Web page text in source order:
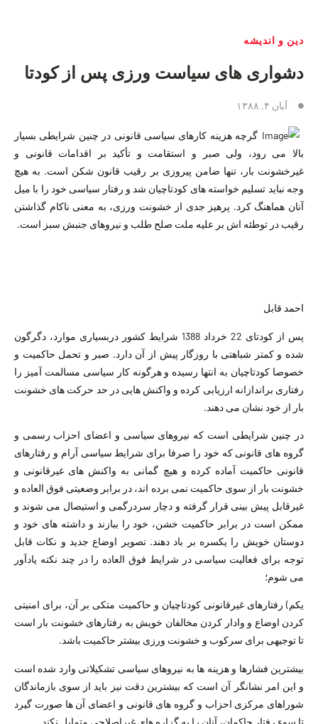
دین و اندیشه
دشواری ھای سیاست ورزی پس از کودتا
آبان ۴, ۱۳۸۸
گرچه ھزینه کارھای سیاسی قانونی در چنین شرایطی بسیار
بالا می رود، ولی صبر و استقامت و تأكید بر اقدامات قانونی و
غیرخشونت بار، تنھا ضامن پیروزی بر رقیب قانون شکن است. به ھیچ
وجه نباید تسلیم خواسته ھای کودتاچیان شد و رفتار سیاسی خود را با میل
آنان ھماھنگ کرد. پرھیز جدی از خشونت ورزی، به معنی ناکام گذاشتن
رقیب در توطئه اش بر علیه ملت صلح طلب و نیروھای جنبش سبز است.
احمد قابل
پس از کودتای 22 خرداد 1388 شرایط کشور دربسیاری موارد، دگرگون
شده و کمتر شباھتی با روزگار پیش از آن دارد. صبر و تحمل حاکمیت و
خصوصا کودتاچیان به انتھا رسیده و ھرگونه کار سیاسی مسالمت آمیز را
رفتاری براندازانه ارزیابی کرده و واکنش ھایی در حد حرکت ھای خشونت
بار از خود نشان می دھند.
در چنین شرایطی است که نیروھای سیاسی و اعضای احزاب رسمی و
گروه ھای قانونی که خود را صرفا برای شرایط سیاسی آرام و رفتارھای
قانونی حاکمیت آماده کرده و ھیچ گمانی به واکنش ھای غیرقانونی و
خشونت بار از سوی حاکمیت نمی برده اند، در برابر وضعیتی فوق العاده و
غیرقابل پیش بینی قرار گرفته و دچار سردرگمی و استیصال می شوند و
ممکن است در برابر حاکمیت خشن، خود را ببازند و داشته ھای خود و
دوستان خویش را یکسره بر باد دھند. تصویر اوضاع جدید و نکات قابل
توجه برای فعالیت سیاسی در شرایط فوق العاده را در چند نکته یادآور
می شوم؛
یکم) رفتارھای غیرقانونی کودتاچیان و حاکمیت متکی بر آن، برای امنیتی
کردن اوضاع و وادار کردن مخالفان خویش به رفتارھای خشونت بار است
تا توجیھی برای سرکوب و خشونت ورزی بیشتر حاکمیت باشد.
بیشترین فشارھا و ھزینه ھا به نیروھای سیاسی تشکیلاتی وارد شده است
و این امر نشانگر آن است که بیشترین دقت نیز باید از سوی بازماندگان
شوراھای مرکزی احزاب و گروه ھای قانونی و اعضای آن ھا صورت گیرد
تا سوء رفتار حاکمان، آنان را به گزاره ھای غیراصلاحی متمایل نکند.